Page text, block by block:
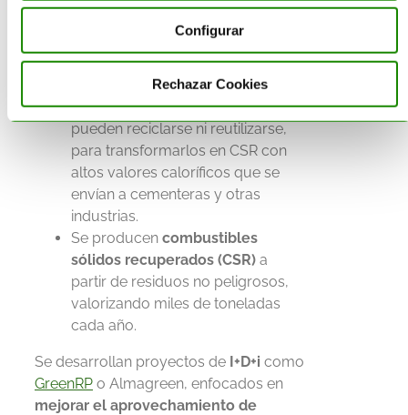
Configurar
Rechazar Cookies
transformación de residuos en
Se recogen residuos que ya no
pueden reciclarse ni reutilizarse,
para transformarlos en CSR con
altos valores caloríficos que se
envían a cementeras y otras
industrias.
Se producen combustibles
sólidos recuperados (CSR) a
partir de residuos no peligrosos,
valorizando miles de toneladas
cada año.
Se desarrollan proyectos de I+D+i como
GreenRP o Almagreen, enfocados en
mejorar el aprovechamiento de